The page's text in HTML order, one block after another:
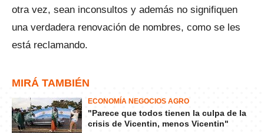
otra vez, sean inconsultos y además no signifiquen
una verdadera renovación de nombres, como se les
está reclamando.
MIRÁ TAMBIÉN
ECONOMÍA NEGOCIOS AGRO
"Parece que todos tienen la culpa de la
crisis de Vicentin, menos Vicentin"